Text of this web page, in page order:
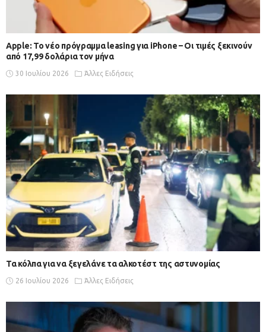
Apple: Το νέο πρόγραμμα leasing για iPhone – Οι τιμές ξεκινούν
από 17,99 δολάρια τον μήνα
30 Ιουλίου 2026 Άλλες Ειδήσεις
Τα κόλπα για να ξεγελάνε τα αλκοτέστ της αστυνομίας
26 Ιουλίου 2026 Άλλες Ειδήσεις